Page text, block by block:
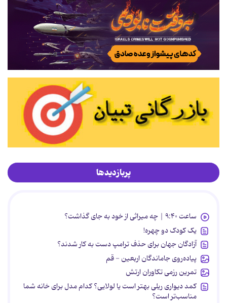
پربازدیدها
ساعت ۹:۴۰ | چه میراثی از خود به جای گذاشت؟
یک کودک دو چهره!
آزادگان جهان برای حذف ترامپ دست به کار شدند؟
پیاده‌روی جاماندگان اربعین - قم
تمرین رزمی تکاوران ارتش
کمد دیواری ریلی بهتر است یا لولایی؟ کدام مدل برای خانه شما
مناسب‌تر است؟